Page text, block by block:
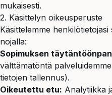
mukaisesti.
2. Käsittelyn oikeusperuste
Käsittelemme
nojalla:
Sopimuksen
välttämätöntä
tietojen tallennus).
Oikeutettu etu: Analytiikka